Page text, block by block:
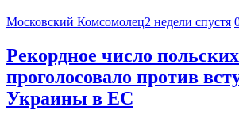
Московский Комсомолец2 недели спустя
Рекордное число
проголосовало против
Украины в ЕС